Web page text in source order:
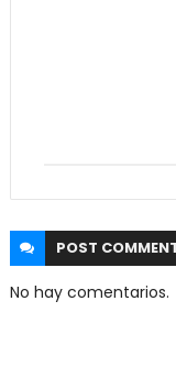
POST
No hay comentarios.